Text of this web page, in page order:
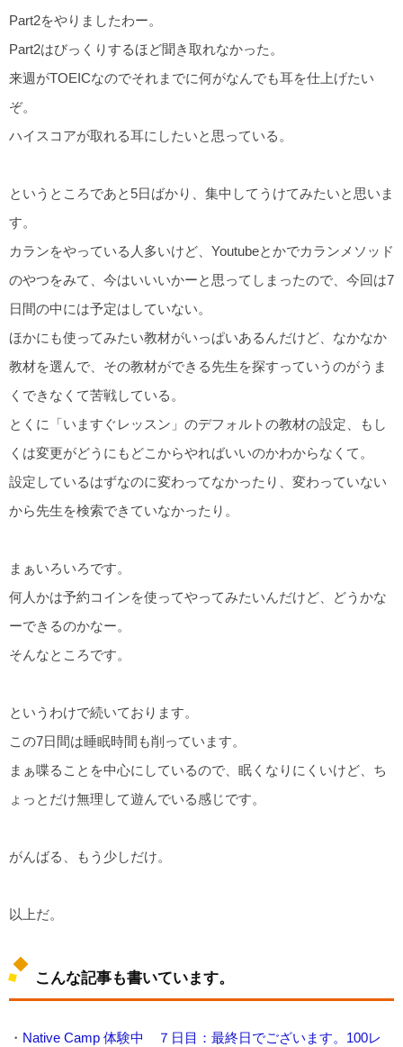
Part2をやりましたわー。
Part2はびっくりするほど聞き取れなかった。
来週がTOEICなのでそれまでに何がなんでも耳を仕上げたい
ぞ。
ハイスコアが取れる耳にしたいと思っている。
というところであと5日ばかり、集中してうけてみたいと思いま
す。
カランをやっている人多いけど、Youtubeとかでカランメソッド
のやつをみて、今はいいいかーと思ってしまったので、今回は7
日間の中には予定はしていない。
ほかにも使ってみたい教材がいっぱいあるんだけど、なかなか
教材を選んで、その教材ができる先生を探すっていうのがうま
くできなくて苦戦している。
とくに「いますぐレッスン」のデフォルトの教材の設定、もし
くは変更がどうにもどこからやればいいのかわからなくて。
設定しているはずなのに変わってなかったり、変わっていない
から先生を検索できていなかったり。
まぁいろいろです。
何人かは予約コインを使ってやってみたいんだけど、どうかな
ーできるのかなー。
そんなところです。
というわけで続いております。
この7日間は睡眠時間も削っています。
まぁ喋ることを中心にしているので、眠くなりにくいけど、ち
ょっとだけ無理して遊んでいる感じです。
がんばる、もう少しだけ。
以上だ。
こんな記事も書いています。
・ Native Camp 体験中 ７日目：最終日でございます。100レ